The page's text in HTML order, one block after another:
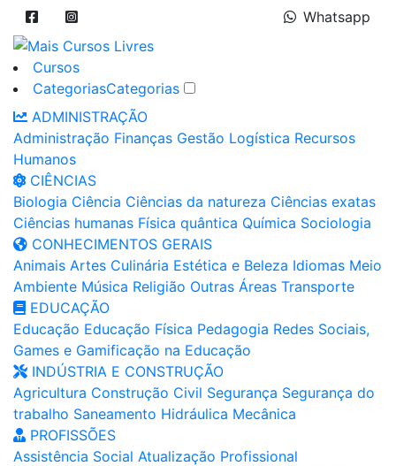
Whatsapp
Cursos
CategoriasCategorias
ADMINISTRAÇÃO
Administração Finanças Gestão Logística Recursos
Humanos
CIÊNCIAS
Biologia Ciência Ciências da natureza Ciências exatas
Ciências humanas Física quântica Química Sociologia
CONHECIMENTOS GERAIS
Animais Artes Culinária Estética e Beleza Idiomas Meio
Ambiente Música Religião Outras Áreas Transporte
EDUCAÇÃO
Educação Educação Física Pedagogia Redes Sociais,
Games e Gamificação na Educação
INDÚSTRIA E CONSTRUÇÃO
Agricultura Construção Civil Segurança Segurança do
trabalho Saneamento Hidráulica Mecânica
PROFISSÕES
Assistência Social Atualização Profissional